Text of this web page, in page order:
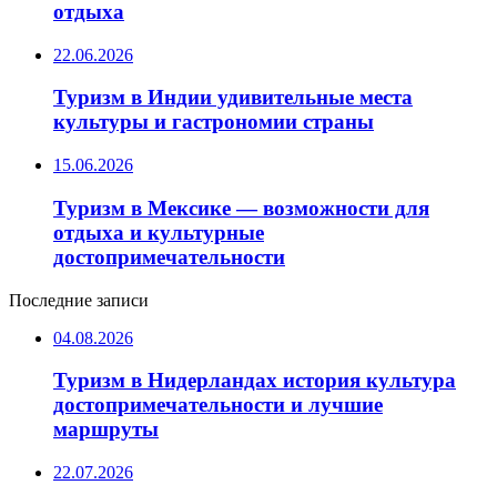
отдыха
22.06.2026
Туризм в Индии удивительные места
культуры и гастрономии страны
15.06.2026
Туризм в Мексике — возможности для
отдыха и культурные
достопримечательности
Последние записи
04.08.2026
Туризм в Нидерландах история культура
достопримечательности и лучшие
маршруты
22.07.2026